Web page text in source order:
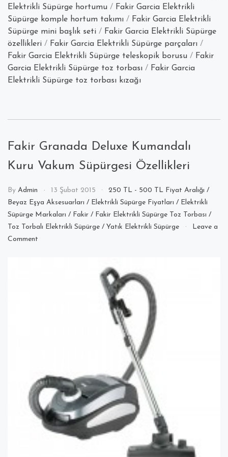
Aksesuarları”
Elektrikli Süpürge hortumu / Fakir Garcia Elektrikli
Süpürge komple hortum takımı / Fakir Garcia Elektrikli
Süpürge mini başlık seti / Fakir Garcia Elektrikli Süpürge
özellikleri / Fakir Garcia Elektrikli Süpürge parçaları /
Fakir Garcia Elektrikli Süpürge teleskopik borusu / Fakir
Garcia Elektrikli Süpürge toz torbası / Fakir Garcia
Elektrikli Süpürge toz torbası kızağı
Fakir Granada Deluxe Kumandalı
Kuru Vakum Süpürgesi Özellikleri
By Admin 13 Şubat 2015 250 TL - 500 TL Fiyat Aralığı /
Beyaz Eşya Aksesuarları / Elektrikli Süpürge Fiyatları / Elektrikli
Süpürge Markaları / Fakir / Fakir Elektrikli Süpürge Toz Torbası /
Toz Torbalı Elektrikli Süpürge / Yatık Elektrikli Süpürge
Leave a
Comment